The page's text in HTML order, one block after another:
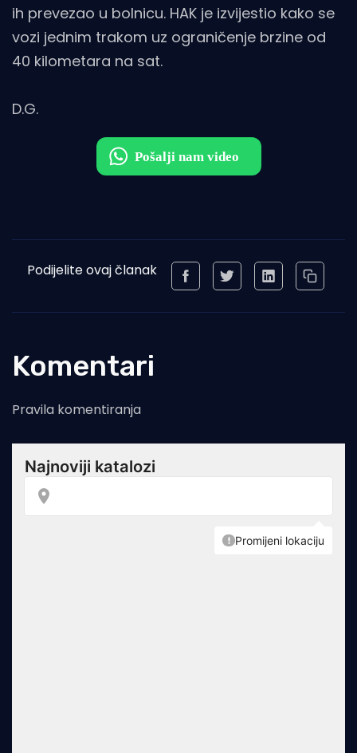
ih prevezao u bolnicu. HAK je izvijestio kako se
vozi jednim trakom uz ograničenje brzine od
40 kilometara na sat.
D.G.
Podijelite ovaj članak
Komentari
Pravila komentiranja